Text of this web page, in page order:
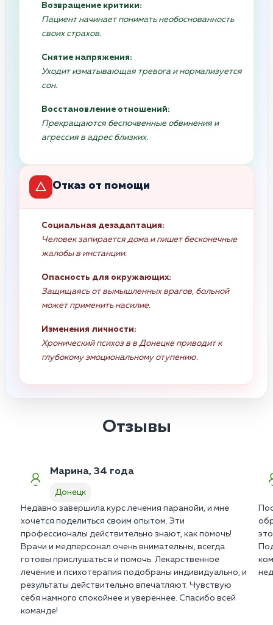
Возвращение критики:
Пациент начинает понимать необоснованность
своих страхов.
Снятие напряжения:
Уходит изматывающая тревога и нормализуется
сон.
Восстановление отношений:
Прекращаются беспочвенные обвинения и
агрессия в адрес близких.
Отказ от помощи
Социальная дезадаптация:
Человек запирается дома и пишет бесконечные
жалобы в инстанции.
Опасность для окружающих:
Защищаясь от вымышленных врагов, больной
может применить насилие.
Изменения личности:
Хронический психоз в в Донецке приводит к
глубокому эмоциональному отупению.
Отзывы
Марина, 34 года
Донецк
Недавно завершила курс лечения паранойи, и мне
хочется поделиться своим опытом. Эти
профессионалы действительно знают, как помочь!
Врачи и медперсонал очень внимательны, всегда
готовы прислушаться и помочь. Лекарственное
лечение и психотерапия подобраны индивидуально, и
результаты действительно впечатляют. Чувствую
себя намного спокойнее и увереннее. Спасибо всей
команде!